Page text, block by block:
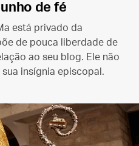
de fé
está privado da
de pouca liberdade de
ao seu blog. Ele não
insígnia episcopal.